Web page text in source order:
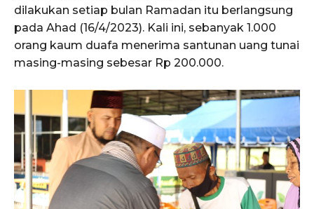
dilakukan setiap bulan Ramadan itu berlangsung
pada Ahad (16/4/2023). Kali ini, sebanyak 1.000
orang kaum duafa menerima santunan uang tunai
masing-masing sebesar Rp 200.000.